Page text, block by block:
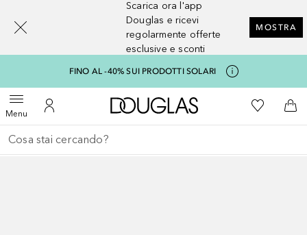
Scarica ora l'app
Douglas e ricevi
regolarmente offerte
esclusive e sconti
MOSTRA
FINO AL -40% SUI PRODOTTI SOLARI
MenuApri menuAl Mio Account
A Douglas HomeAlla Mia
Al
Torna indietro
Esegui ricerca
[navigation.slideout.screenreader]